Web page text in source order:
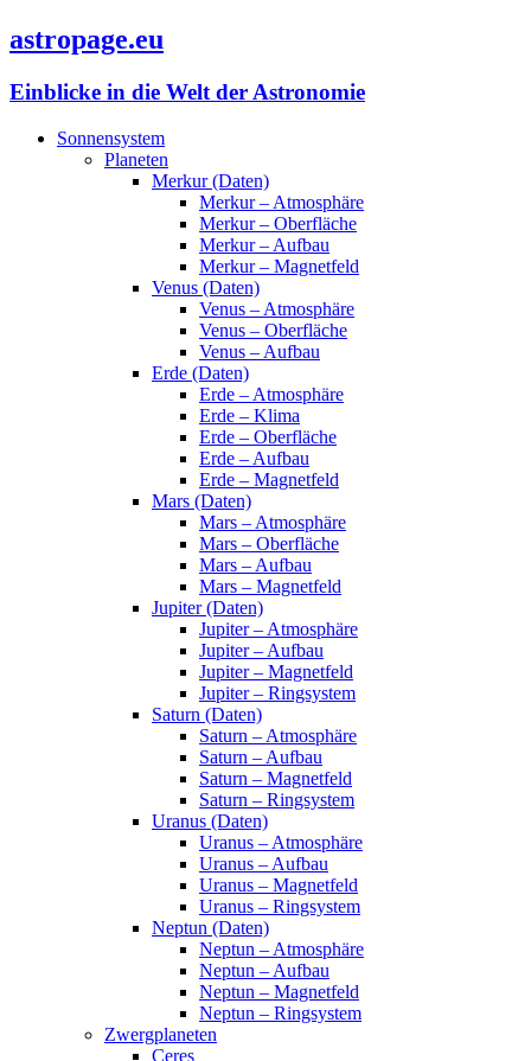
astropage.eu
Einblicke in die Welt der Astronomie
Sonnensystem
Planeten
Merkur (Daten)
Merkur – Atmosphäre
Merkur – Oberfläche
Merkur – Aufbau
Merkur – Magnetfeld
Venus (Daten)
Venus – Atmosphäre
Venus – Oberfläche
Venus – Aufbau
Erde (Daten)
Erde – Atmosphäre
Erde – Klima
Erde – Oberfläche
Erde – Aufbau
Erde – Magnetfeld
Mars (Daten)
Mars – Atmosphäre
Mars – Oberfläche
Mars – Aufbau
Mars – Magnetfeld
Jupiter (Daten)
Jupiter – Atmosphäre
Jupiter – Aufbau
Jupiter – Magnetfeld
Jupiter – Ringsystem
Saturn (Daten)
Saturn – Atmosphäre
Saturn – Aufbau
Saturn – Magnetfeld
Saturn – Ringsystem
Uranus (Daten)
Uranus – Atmosphäre
Uranus – Aufbau
Uranus – Magnetfeld
Uranus – Ringsystem
Neptun (Daten)
Neptun – Atmosphäre
Neptun – Aufbau
Neptun – Magnetfeld
Neptun – Ringsystem
Zwergplaneten
Ceres